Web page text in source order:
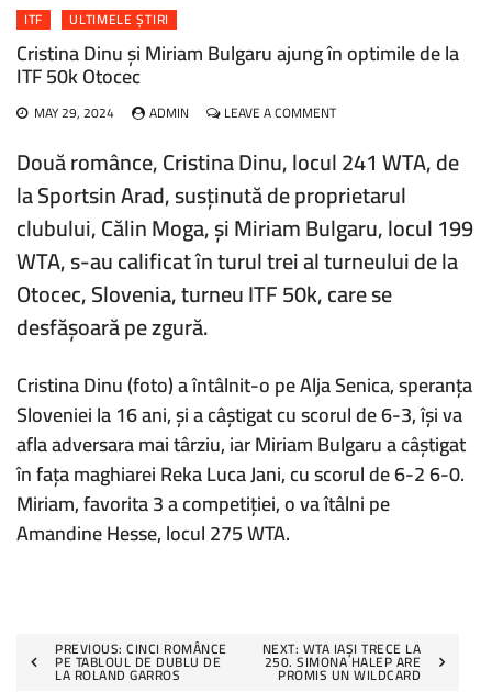
ITF ULTIMELE ȘTIRI
Cristina Dinu și Miriam Bulgaru ajung în optimile de la
ITF 50k Otocec
MAY 29, 2024 ADMIN LEAVE A COMMENTON
DINU
ȘI
MIRIAM
BULGARU
AJUNG
ÎN
OPTIMILE
DE
LA
Două românce, Cristina Dinu, locul 241 WTA, de
la Sportsin Arad, susținută de proprietarul
clubului,Călin Moga, și Miriam Bulgaru, locul 199
WTA, s-au calificat în turul trei al turneului de la
Otocec, Slovenia, turneu ITF 50k, care se
desfășoară pe zgură.
Cristina Dinu (foto) a întâlnit-o pe Alja Senica, speranța
Sloveniei la 16 ani, și a câștigat cu scorul de 6-3, își va
afla adversara mai târziu, iar Miriam Bulgaru a câștigat
în fața maghiarei Reka Luca Jani, cu scorul de 6-2 6-0.
Miriam, favorita 3 a competiției, o va îtâlni pe
Amandine Hesse, locul 275 WTA.
PostPREVIOUS: CINCI ROMÂNCE
PE TABLOUL DE DUBLU DE
LA ROLAND GARROS
NEXT: WTA IAȘI TRECE LA
250. SIMONA HALEP ARE
PROMIS UN WILDCARD